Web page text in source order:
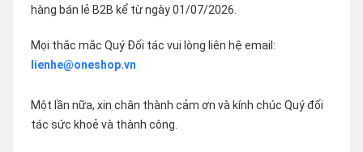
hàng bán lẻ B2B kể từ ngày 01/07/2026.
Mọi thắc mắc Quý Đối tác vui lòng liên hệ email:
lienhe@oneshop.vn
Một lần nữa, xin chân thành cảm ơn và kính chúc Quý đối
tác sức khoẻ và thành công.